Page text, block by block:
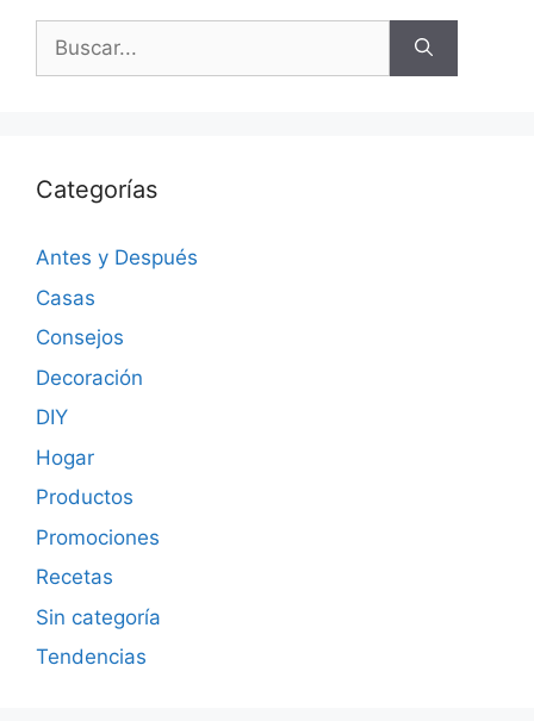
Categorías
Antes y Después
Casas
Consejos
Decoración
DIY
Hogar
Productos
Promociones
Recetas
Sin categoría
Tendencias